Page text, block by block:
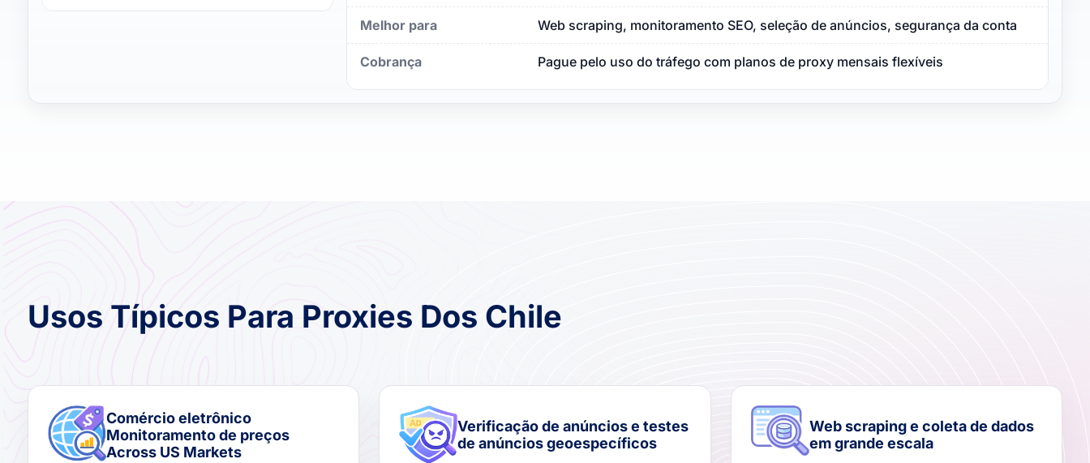
Melhor para Web scraping, monitoramento SEO, seleção de anúncios, segurança da conta
Cobrança Pague pelo uso do tráfego com planos de proxy mensais flexíveis
Usos Típicos Para Proxies Dos Chile
Comércio eletrônico
Monitoramento de preços
Across US Markets
Verificação de anúncios e testes
de anúncios geoespecíficos
Web scraping e coleta de dados
em grande escala